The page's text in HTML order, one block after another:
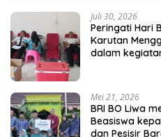
Juli 30, 2026
Peringati Hari
Karutan
dalam
Mei 21, 2026
BRI BO Liwa
Beasiswa
dan Pesisir